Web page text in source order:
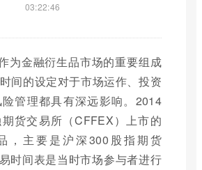
03:22:46
为金融衍生品市场的重要组成
间的设定对于市场运作、投资
管理都具有深远影响。2014
货交易所（CFFEX）上市的
，主要是沪深300股指期货
时间表是当时市场参与者进行